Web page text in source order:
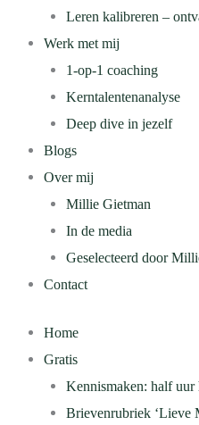
Leren kalibreren –
Werk met mij
1-op-1 coaching
Kerntalentenanalyse
Deep dive in jezelf
Blogs
Over mij
Millie Gietman
In de media
Geselecteerd door
Contact
Home
Gratis
Kennismaken: half uur
Brievenrubriek ‘Lieve